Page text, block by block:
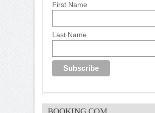
First Name
Last Name